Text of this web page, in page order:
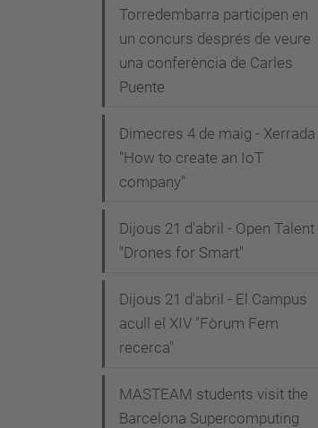
Torredembarra participen en
un concurs després de veure
una conferència de Carles
Puente
Dimecres 4 de maig - Xerrada
"How to create an IoT
company"
Dijous 21 d'abril - Open Talent
"Drones for Smart"
Dijous 21 d'abril - El Campus
acull el XIV "Fòrum Fem
recerca"
MASTEAM students visit the
Barcelona Supercomputing